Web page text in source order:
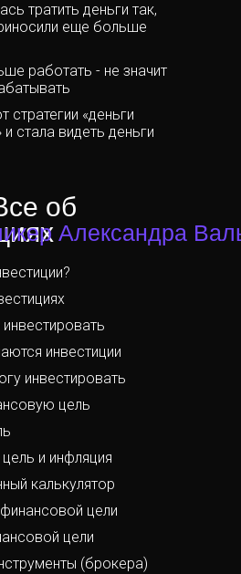
тратить деньги так,
еще больше
работать - не значит
стратегии «деньги
стала видеть деньги
об
Александра
и инфляция
калькулятор
инвестиции
цели
инвестировать
цели
цель
(брокера)